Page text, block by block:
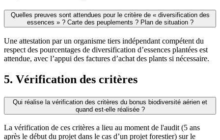
Quelles preuves sont attendues pour le critère de « diversification des
essences » ? Carte des peuplements ? Plan de situation ?
Une attestation par un organisme tiers indépendant compétent du
respect des pourcentages de diversification d’essences plantées est
attendue, avec l’appui des factures d’achat des plants si nécessaire.
5. Vérification des critères
Qui réalise la vérification des critères du bonus biodiversité aérien et
quand est-elle réalisée ?
La vérification de ces critères a lieu au moment de l'audit (5 ans
après le début du projet dans le cas d’un projet forestier) sur le